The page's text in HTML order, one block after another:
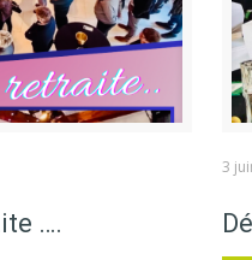
….
3